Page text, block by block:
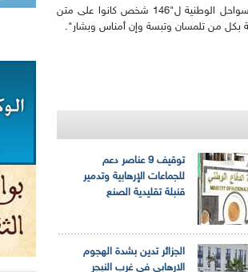
في سياق آخر، تمكن حراس السواحل من إحباط محاولات هجرة غير شرعية بالسواحل الوطنية ل"146 شخص كانوا على متن
توقيف 9 عناصر دعم
للجماعات الإرهابية وتدمير
قنبلة تقليدية الصنع
الجزائر تدين بشدة الهجوم
الارهابي في غرب النيجر